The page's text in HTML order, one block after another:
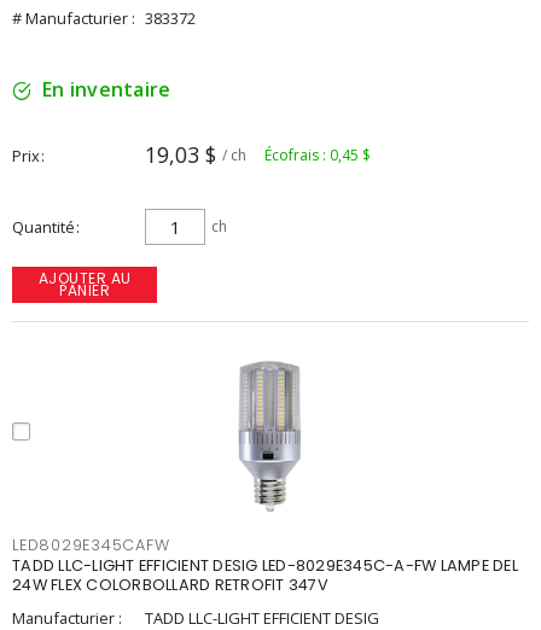
# Manufacturier : 383372
En inventaire
Prix 19,03 $ / ch Écofrais : 0,45 $
Quantité ch
AJOUTER AU
PANIER
LED8029E345CAFW
TADD LLC-LIGHT EFFICIENT DESIG LED-8029E345C-A-FW LAMPE DEL
24W FLEX COLORBOLLARD RETROFIT 347V
Manufacturier :
TADD LLC-LIGHT EFFICIENT DESIG